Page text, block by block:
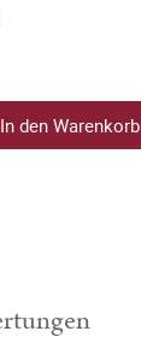
In den Warenkorb